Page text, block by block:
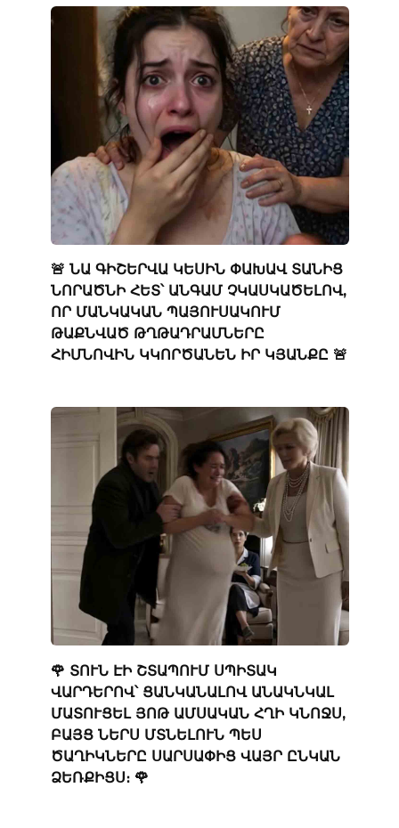
🚨 ՆԱ ԳԻՇԵՐՎԱ ԿԵՍԻՆ ՓԱԽԱՎ ՏԱՆԻՑ
ՆՈՐԱԾՆԻ ՀԵՏ՝ ԱՆԳԱՄ ՉԿԱՍԿԱԾԵԼՈՎ,
ՈՐ ՄԱՆԿԱԿԱՆ ՊԱՅՈՒՍԱԿՈՒՄ
ԹԱՔՆՎԱԾ ԹՂԹԱԴՐԱՄՆԵՐԸ
ՀԻՄՆՈՎԻՆ ԿԿՈՐԾԱՆԵՆ ԻՐ ԿՅԱՆՔԸ 🚨
🌹 ՏՈՒՆ ԷԻ ՇՏԱՊՈՒՄ ՍՊԻՏԱԿ
ՎԱՐԴԵՐՈՎ՝ ՑԱՆԿԱՆԱԼՈՎ ԱՆԱԿՆԿԱԼ
ՄԱՏՈՒՑԵԼ ՅՈԹ ԱՄՍԱԿԱՆ ՀՂԻ ԿՆՈՋՍ,
ԲԱՅՑ ՆԵՐՍ ՄՏՆԵԼՈՒՆ ՊԵՍ
ԾԱՂԻԿՆԵՐԸ ՍԱՐՍԱՓԻՑ ՎԱՅՐ ԸՆԿԱՆ
ՁԵՌՔԻՑՍ։ 🌹